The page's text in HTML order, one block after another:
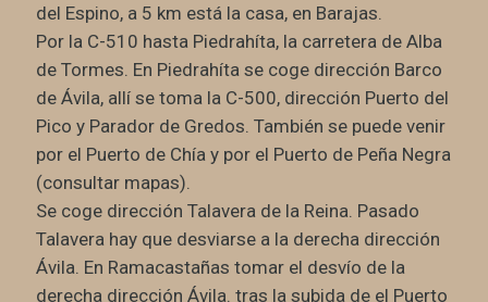
del Espino, a 5 km está la casa, en Barajas.
Por la C-510 hasta Piedrahíta, la carretera de Alba
de Tormes. En Piedrahíta se coge dirección Barco
de Ávila, allí se toma la C-500, dirección Puerto del
Pico y Parador de Gredos. También se puede venir
por el Puerto de Chía y por el Puerto de Peña Negra
(consultar mapas).
Se coge dirección Talavera de la Reina. Pasado
Talavera hay que desviarse a la derecha dirección
Ávila. En Ramacastañas tomar el desvío de la
derecha dirección Ávila. tras la subida de el Puerto